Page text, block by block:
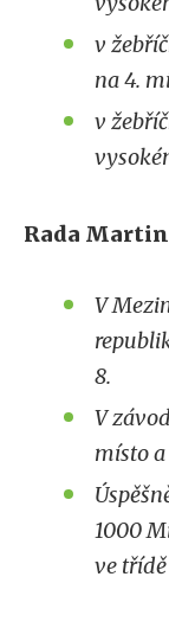
v
na 4.
v
Rada Martin
V
8.
V
místo a
1000
ve třídě